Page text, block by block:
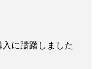
に躊躇しました